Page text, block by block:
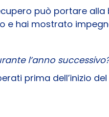
può portare
e hai mostrato
l’anno
prima dell’inizio